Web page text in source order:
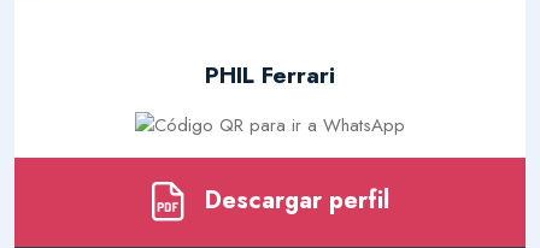
PHIL Ferrari
Descargar perfil